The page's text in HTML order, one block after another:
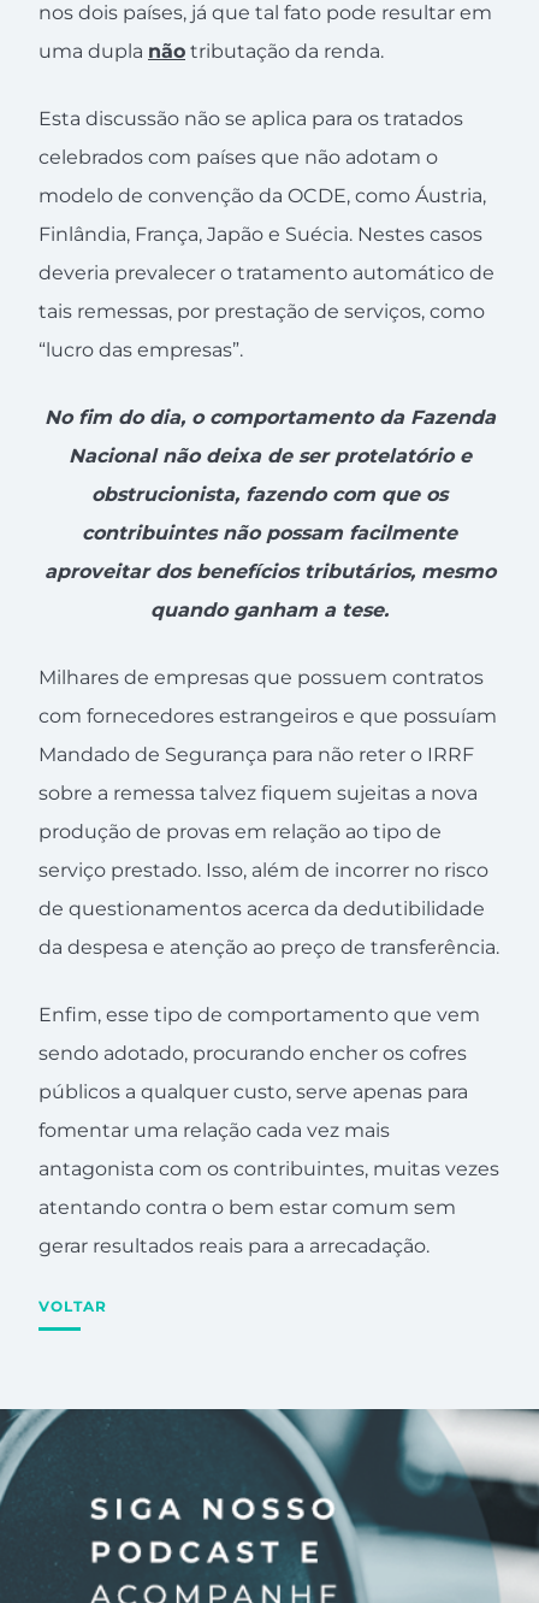
nos dois países, já que tal fato pode resultar em
uma dupla não tributação da renda.
Esta discussão não se aplica para os tratados
celebrados com países que não adotam o
modelo de convenção da OCDE, como Áustria,
Finlândia, França, Japão e Suécia. Nestes casos
deveria prevalecer o tratamento automático de
tais remessas, por prestação de serviços, como
“lucro das empresas”.
No fim do dia, o comportamento da Fazenda
Nacional não deixa de ser protelatório e
obstrucionista, fazendo com que os
contribuintes não possam facilmente
aproveitar dos benefícios tributários, mesmo
quando ganham a tese.
Milhares de empresas que possuem contratos
com fornecedores estrangeiros e que possuíam
Mandado de Segurança para não reter o IRRF
sobre a remessa talvez fiquem sujeitas a nova
produção de provas em relação ao tipo de
serviço prestado. Isso, além de incorrer no risco
de questionamentos acerca da dedutibilidade
da despesa e atenção ao preço de transferência.
Enfim, esse tipo de comportamento que vem
sendo adotado, procurando encher os cofres
públicos a qualquer custo, serve apenas para
fomentar uma relação cada vez mais
antagonista com os contribuintes, muitas vezes
atentando contra o bem estar comum sem
gerar resultados reais para a arrecadação.
VOLTAR